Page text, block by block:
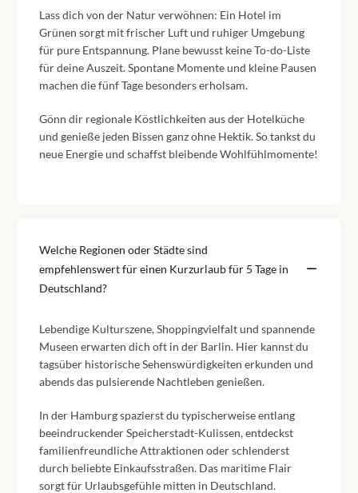
Lass dich von der Natur verwöhnen: Ein Hotel im
Grünen sorgt mit frischer Luft und ruhiger Umgebung
für pure Entspannung. Plane bewusst keine To-do-Liste
für deine Auszeit. Spontane Momente und kleine Pausen
machen die fünf Tage besonders erholsam.
Gönn dir regionale Köstlichkeiten aus der Hotelküche
und genieße jeden Bissen ganz ohne Hektik. So tankst du
neue Energie und schaffst bleibende Wohlfühlmomente!
Welche Regionen oder Städte sind
empfehlenswert für einen Kurzurlaub für 5 Tage in
Deutschland?
Lebendige Kulturszene, Shoppingvielfalt und spannende
Museen erwarten dich oft in der Barlin. Hier kannst du
tagsüber historische Sehenswürdigkeiten erkunden und
abends das pulsierende Nachtleben genießen.
In der Hamburg spazierst du typischerweise entlang
beeindruckender Speicherstadt-Kulissen, entdeckst
familienfreundliche Attraktionen oder schlenderst
durch beliebte Einkaufsstraßen. Das maritime Flair
sorgt für Urlaubsgefühle mitten in Deutschland.